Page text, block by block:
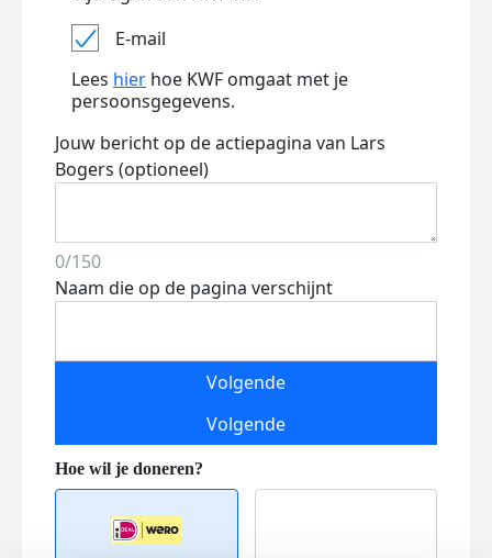
E-mail
Lees hier hoe KWF omgaat met je
persoonsgegevens.
Jouw bericht op de actiepagina van Lars
Bogers (optioneel)
0/150
Naam die op de pagina verschijnt
Volgende
Volgende